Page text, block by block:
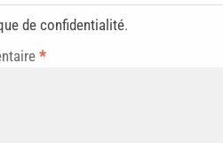
de confidentialité.
*